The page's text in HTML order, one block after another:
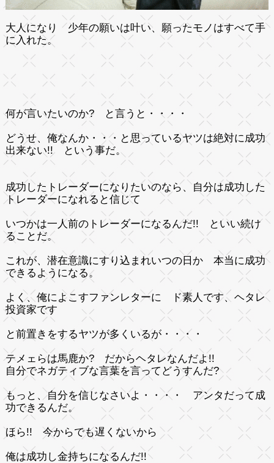
大人になり 少年の願いは叶い、願ったモノはすべて手
に入れた。
何が言いたいのか?と言うと・・・・
どうせ、俺なんか・・・と思っているヤツは絶対に成功
出来ない!! という事だ。
成功したトレーダーになりたいのなら、自分は成功した
トレーダーになれると信じて
いつかは一人前のトレーダーになるんだ!! といい続け
ることだ。
これが、潜在意識にすり込まれいつの日か 本当に成功
できるようになる。
よく、俺によこすファンレターに
ド素人です、ヘタレ
投資家です
と前置きをするヤツが多くいるが・・・・
テメェらは馬鹿か? だからヘタレなんだよ!!
自分でネガティブな言葉を言ってどうすんだ?
もっと、自分を信じなさいよ・・・・ アンタだって成
功できるんだ。
ほら!! 今からでも遅くないから
俺は成功し金持ちになるんだ!!